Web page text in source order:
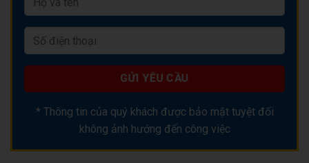
* Thông tin của quý khách được bảo mật tuyệt đối
không ảnh hướng đến công việc